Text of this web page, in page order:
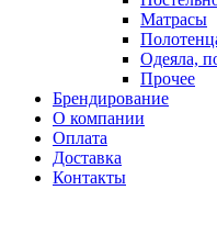
Матрасы
Одеяла,
Прочее
Брендирование
О компании
Оплата
Доставка
Контакты